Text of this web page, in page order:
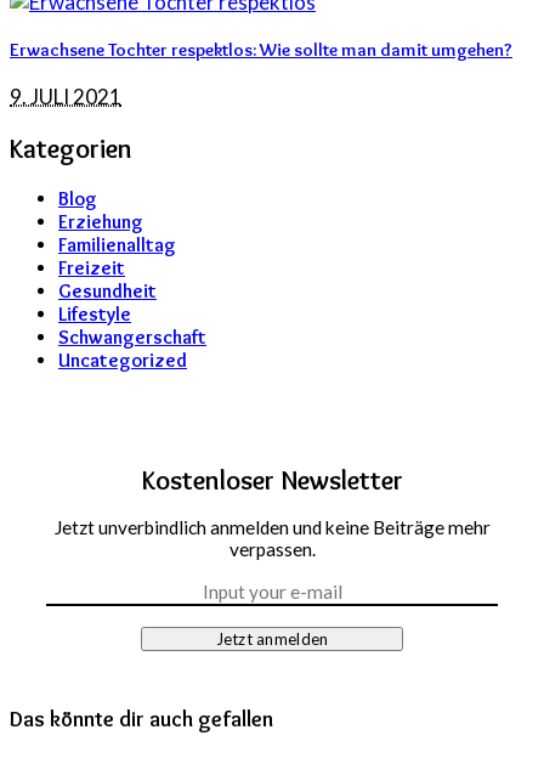
Erwachsene Tochter respektlos: Wie sollte man damit umgehen?
9. JULI 2021
Kategorien
Blog
Erziehung
Familienalltag
Freizeit
Gesundheit
Lifestyle
Schwangerschaft
Uncategorized
Kostenloser Newsletter
Jetzt unverbindlich anmelden und keine Beiträge mehr
verpassen.
Jetzt anmelden
Das könnte dir auch gefallen